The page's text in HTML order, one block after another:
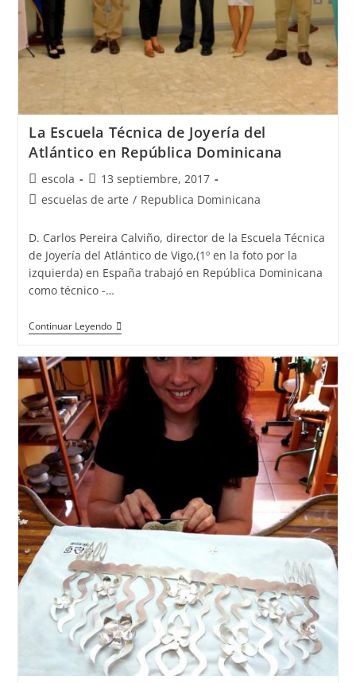
ALEMANIA
2018
La Escuela Técnica de Joyería del
Atlántico en República Dominicana
Autor
de
escola
Publicación
de
13 septiembre, 2017
Categoría
la
entrada:
escuelas de arte / Republica Dominicana
D. Carlos Pereira Calviño, director de la Escuela Técnica
de Joyería del Atlántico de Vigo,(1º en la foto por la
izquierda) en España trabajó en República Dominicana
como técnico -…
Continuar Leyendo
La
Técnica
de
Joyería
Atlántico
República
Dominicana